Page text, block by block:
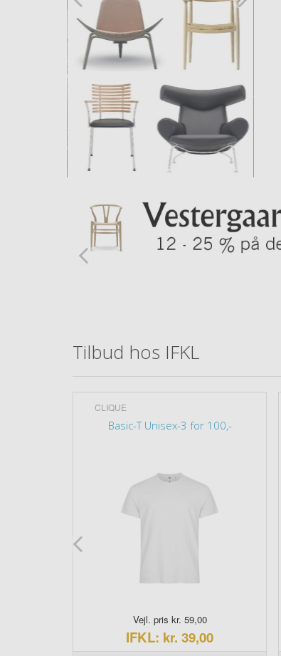
Tilbud hos IFKL
CLIQUE
Basic-T Unisex-3 for 100,-
Vejl. pris kr. 59,00
IFKL: kr. 39,00